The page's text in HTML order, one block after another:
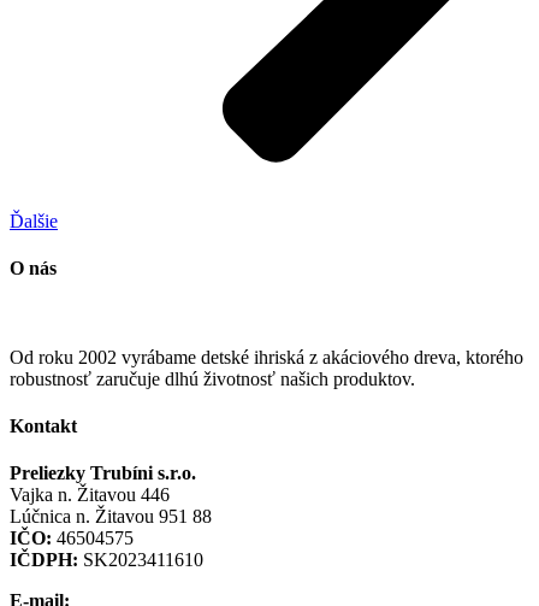
Ďalšie
O nás
Od roku 2002 vyrábame detské ihriská z akáciového dreva, ktorého
robustnosť zaručuje dlhú životnosť našich produktov.
Kontakt
Preliezky Trubíni s.r.o.
Vajka n. Žitavou 446
Lúčnica n. Žitavou 951 88
IČO: 46504575
IČDPH: SK2023411610
E-mail: